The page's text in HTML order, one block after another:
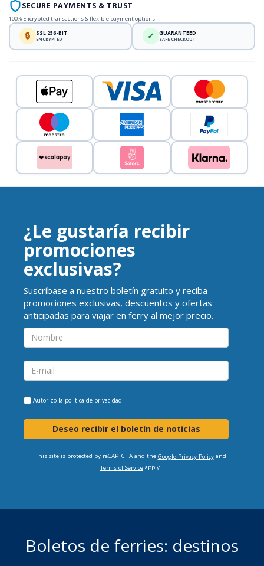
SECURE PAYMENTS & TRUST
100% Encrypted transactions & flexible payment options
🔒 SSL 256-BIT
ENCRYPTED ✓ GUARANTEED
SAFE CHECKOUT
¿Le gustaría recibir
promociones
exclusivas?
Suscríbase a nuestro boletín gratuito y reciba
promociones exclusivas, descuentos y ofertas
anticipadas para viajar en ferry al mejor precio.
Autorizo la política de privacidad
Deseo recibir el boletín de noticias
This site is protected by reCAPTCHA and the Google Privacy Policyand
Terms of Serviceapply.
Boletos de ferries: destinos